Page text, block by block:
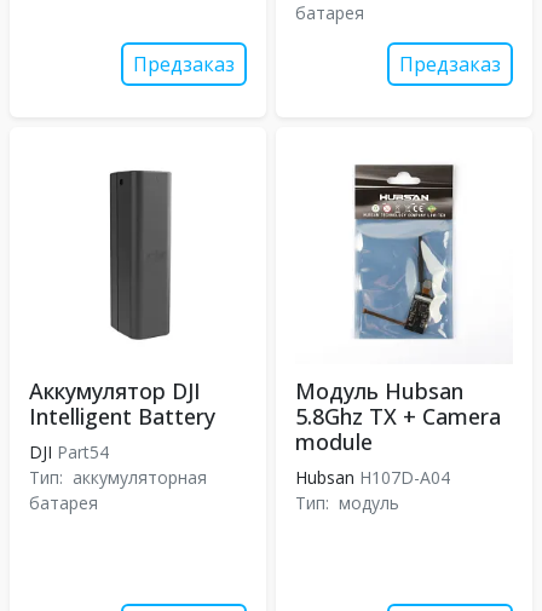
Предзаказ
батарея
Предзаказ
Аккумулятор DJI
Intelligent Battery
DJI Part54
Тип: аккумуляторная
батарея
Модуль Hubsan
5.8Ghz TX + Camera
module
Hubsan H107D-A04
Тип: модуль